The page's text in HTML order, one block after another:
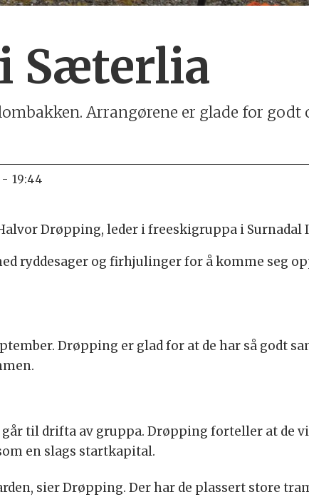
Sæterlia
Arrangørene er glade for godt
- 19:44
Drøpping, leder i freeskigruppa i Surnadal
ryddesager og firhjulinger for å komme seg
Drøpping er glad for at de har så godt
til drifta av gruppa. Drøpping forteller at de
en slags startkapital.
sier Drøpping. Der har de plassert store